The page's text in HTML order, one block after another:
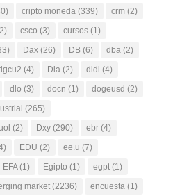
cripto moneda (339) crm (2)
csco (3) cursos (1)
Dax (26) DB (6) dba (2)
(4) Dia (2) didi (4)
dlo (3) docn (1) dogeusd (2)
(265)
(2) Dxy (290) ebr (4)
EDU (2) ee.u (7)
EFA(1) Egipto (1) egpt (1)
market (2236) encuesta (1)